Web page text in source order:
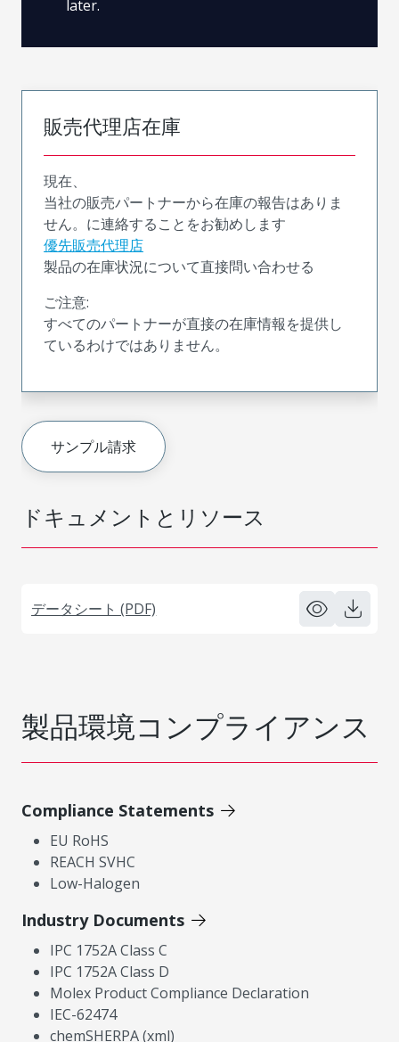
ドキュメントとリソース
データシート (PDF)
later.
販売代理店在庫
現在、
当社の販売パートナーから在庫の報告はありま
せん。に連絡することをお勧めします
優先販売代理店
製品の在庫状況について直接問い合わせる
ご注意:
すべてのパートナーが直接の在庫情報を提供し
ているわけではありません。
サンプル請求
製品環境コンプライアンス
Compliance Statements
EU RoHS
REACH SVHC
Low-Halogen
Industry Documents
IPC 1752A Class C
IPC 1752A Class D
Molex Product Compliance Declaration
IEC-62474
chemSHERPA (xml)